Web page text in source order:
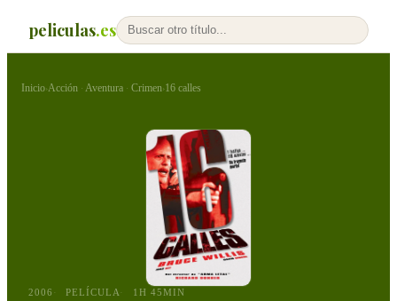
peliculas.es
Inicio›Acción · Aventura · Crimen›16 calles
2006 PELÍCULA 1H 45MIN